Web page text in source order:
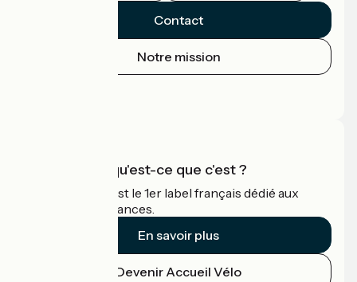
Contact
Notre mission
Accueil Vélo qu'est-ce que c'est ?
Accueil Vélo c'est le 1er label français dédié aux
cyclistes en vacances.
En savoir plus
Devenir Accueil Vélo